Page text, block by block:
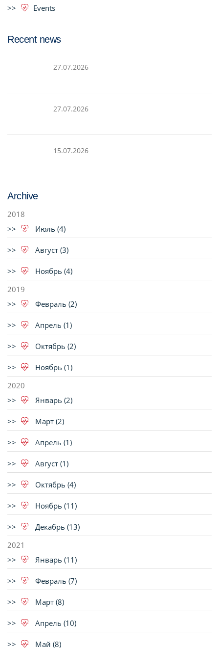
Events
Recent news
27.07.2026
27.07.2026
15.07.2026
Archive
2018
Июль (4)
Август (3)
Ноябрь (4)
2019
Февраль (2)
Апрель (1)
Октябрь (2)
Ноябрь (1)
2020
Январь (2)
Март (2)
Апрель (1)
Август (1)
Октябрь (4)
Ноябрь (11)
Декабрь (13)
2021
Январь (11)
Февраль (7)
Март (8)
Апрель (10)
Май (8)